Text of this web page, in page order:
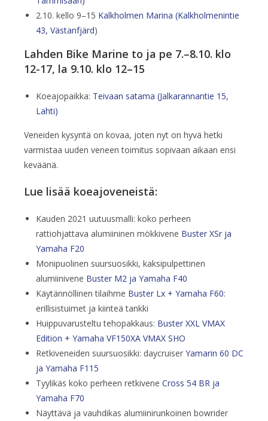
2.10. kello 9–15 Kalkholmen Marina (Kalkholmenintie
43, Västanfjärd)
Lahden Bike Marine to ja pe 7.–8.10. klo
12-17, la 9.10. klo 12–15
Koeajopaikka: Teivaan satama (Jalkarannantie 15,
Lahti)
Veneiden kysyntä on kovaa, joten nyt on hyvä hetki
varmistaa uuden veneen toimitus sopivaan aikaan ensi
keväänä.
Lue lisää koeajoveneistä:
Kauden 2021 uutuusmalli: koko perheen
rattiohjattava alumiininen mökkivene Buster XSr ja
Yamaha F20
Monipuolinen suursuosikki, kaksipulpettinen
alumiinivene Buster M2 ja Yamaha F40
Käytännöllinen tilaihme Buster Lx + Yamaha F60:
erillisistuimet ja kiinteä tankki
Huippuvarusteltu tehopakkaus: Buster XXL VMAX
Edition + Yamaha VF150XA VMAX SHO
Retkiveneiden suursuosikki: daycruiser Yamarin 60 DC
ja Yamaha F115
Tyylikäs koko perheen retkivene Cross 54 BR ja
Yamaha F70
Näyttävä ja vauhdikas alumiinirunkoinen bowrider